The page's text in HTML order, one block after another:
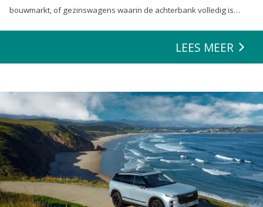
bouwmarkt, of gezinswagens waarin de achterbank volledig is
zeulen. We houden van onze auto’s en we verwachten dat ze alles
LEES MEER